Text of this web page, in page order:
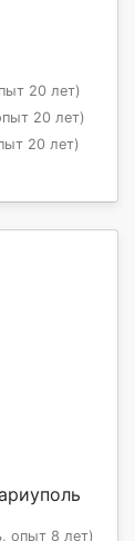
20 лет)
20 лет)
20 лет)
опыт 8 лет)